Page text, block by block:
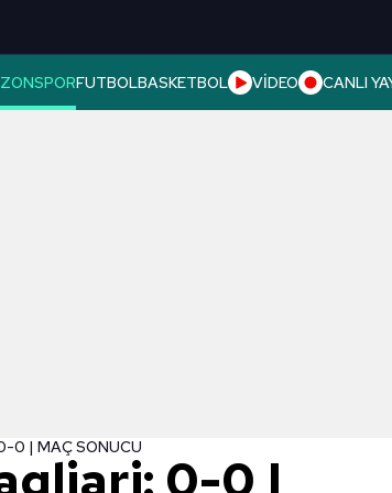
FUTBOLBASKETBOL VİDEO CANLI
0 | MAÇ SONUCU
0-0 |